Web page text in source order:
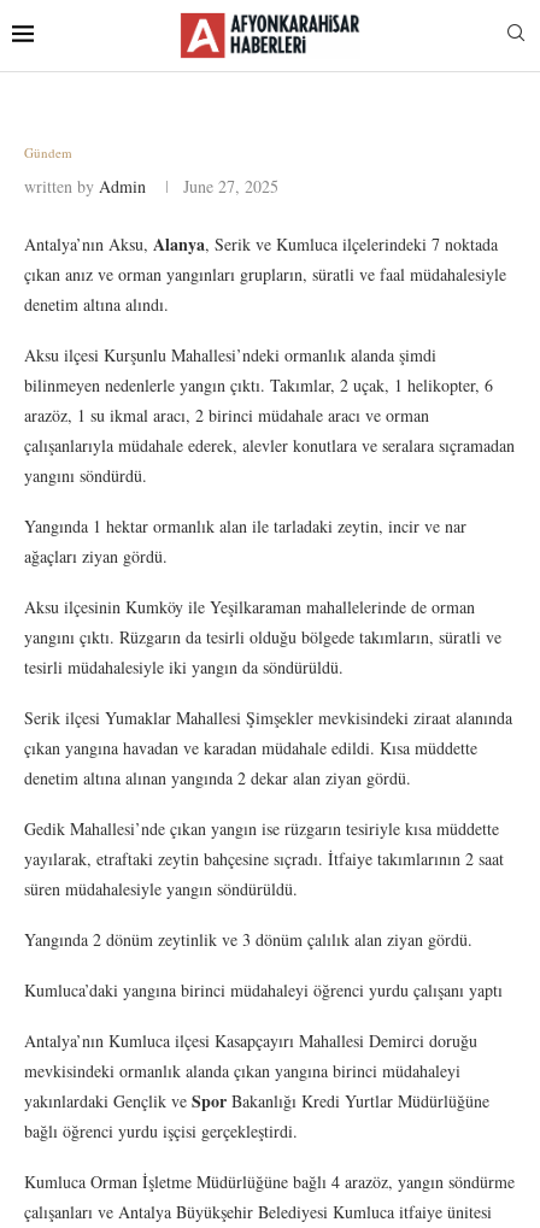
Gündem
written by Admin June 27, 2025
Antalya’nın Aksu, Alanya, Serik ve Kumluca ilçelerindeki 7 noktada
çıkan anız ve orman yangınları grupların, süratli ve faal müdahalesiyle
denetim altına alındı.
Aksu ilçesi Kurşunlu Mahallesi’ndeki ormanlık alanda şimdi
bilinmeyen nedenlerle yangın çıktı. Takımlar, 2 uçak, 1 helikopter, 6
arazöz, 1 su ikmal aracı, 2 birinci müdahale aracı ve orman
çalışanlarıyla müdahale ederek, alevler konutlara ve seralara sıçramadan
yangını söndürdü.
Yangında 1 hektar ormanlık alan ile tarladaki zeytin, incir ve nar
ağaçları ziyan gördü.
Aksu ilçesinin Kumköy ile Yeşilkaraman mahallelerinde de orman
yangını çıktı. Rüzgarın da tesirli olduğu bölgede takımların, süratli ve
tesirli müdahalesiyle iki yangın da söndürüldü.
Serik ilçesi Yumaklar Mahallesi Şimşekler mevkisindeki ziraat alanında
çıkan yangına havadan ve karadan müdahale edildi. Kısa müddette
denetim altına alınan yangında 2 dekar alan ziyan gördü.
Gedik Mahallesi’nde çıkan yangın ise rüzgarın tesiriyle kısa müddette
yayılarak, etraftaki zeytin bahçesine sıçradı. İtfaiye takımlarının 2 saat
süren müdahalesiyle yangın söndürüldü.
Yangında 2 dönüm zeytinlik ve 3 dönüm çalılık alan ziyan gördü.
Kumluca’daki yangına birinci müdahaleyi öğrenci yurdu çalışanı yaptı
Antalya’nın Kumluca ilçesi Kasapçayırı Mahallesi Demirci doruğu
mevkisindeki ormanlık alanda çıkan yangına birinci müdahaleyi
yakınlardaki Gençlik ve Spor Bakanlığı Kredi Yurtlar Müdürlüğüne
bağlı öğrenci yurdu işçisi gerçekleştirdi.
Kumluca Orman İşletme Müdürlüğüne bağlı 4 arazöz, yangın söndürme
çalışanları ve Antalya Büyükşehir Belediyesi Kumluca itfaiye ünitesi